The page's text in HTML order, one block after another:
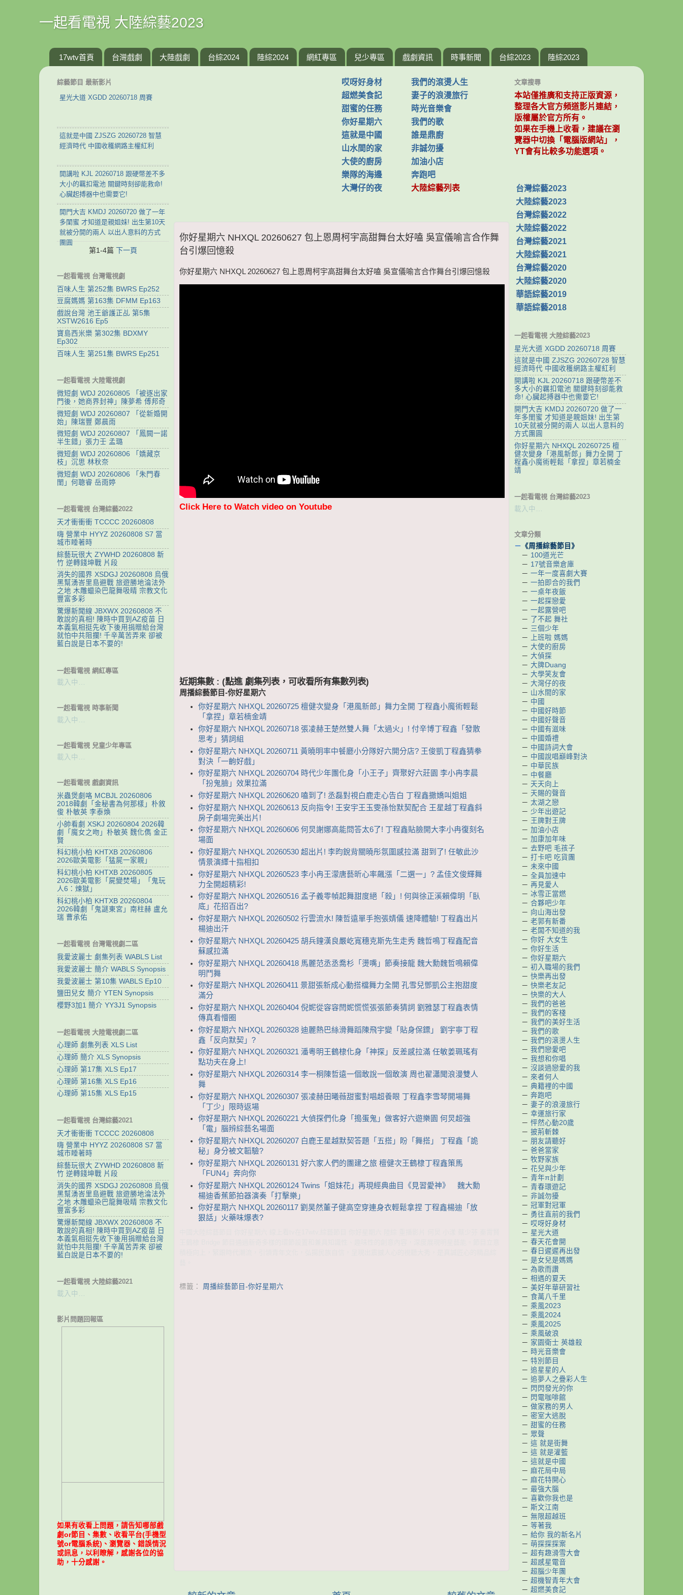
一起看電視 大陸綜藝2023
17wtv首頁 台灣戲劇 大陸戲劇 台綜2024 陸綜2024 網紅專區 兒少專區 戲劇資訊 時事新聞 台綜2023 陸綜2023
哎呀好身材
我們的滾燙人生
超燃美食記
妻子的浪漫旅行
甜蜜的任務
時光音樂會
你好星期六
我們的歌
這就是中國
誰是鼎廚
山水間的家
非誠勿擾
大使的廚房
加油小店
樂隊的海邊
奔跑吧
大灣仔的夜
大陸綜藝列表
你好星期六 NHXQL 20260627 包上恩周柯宇高甜舞台太好嗑 吳宣儀喻言合作舞
台引爆回憶殺
你好星期六 NHXQL 20260627 包上恩周柯宇高甜舞台太好嗑 吳宣儀喻言合作舞台引爆回憶殺
Click Here to Watch video on Youtube
近期集數 : (點進 劇集列表，可收看所有集數列表)
周播綜藝節目-你好星期六
你好星期六 NHXQL 20260725 檀健次變身「港風新郎」舞力全開 丁程鑫小魔術輕鬆
「拿捏」章若楠金靖
你好星期六 NHXQL 20260718 張凌赫王楚然雙人舞「太過火」! 付辛博丁程鑫「發散
思考」猜詞組
你好星期六 NHXQL 20260711 黃曉明率中餐廳小分隊好六開分店? 王俊凱丁程鑫猜拳
對決「一齣好戲」
你好星期六 NHXQL 20260704 時代少年團化身「小王子」齊聚好六莊園 李小冉李晨
「扮鬼臉」效果拉滿
你好星期六 NHXQL 20260620 嗑到了! 丞磊對視白鹿走心告白 丁程鑫撒嬌叫姐姐
你好星期六 NHXQL 20260613 反向指令! 王安宇王玉雯孫怡默契配合 王星越丁程鑫斜
房子劇場完美出片!
你好星期六 NHXQL 20260606 何炅謝娜高能問答太6了! 丁程鑫貼臉開大李小冉復刻名
場面
你好星期六 NHXQL 20260530 超出片! 李昀銳背關曉彤氛圍感拉滿 甜到了! 任敏此沙
情景演繹十指相扣
你好星期六 NHXQL 20260523 李小冉王濛唐藝昕心率飆漲「二選一」? 孟佳文俊輝舞
力全開超精彩!
你好星期六 NHXQL 20260516 孟子義零幀起舞甜度絕「殺」! 何與徐正溪賴偉明「臥
底」花招百出?
你好星期六 NHXQL 20260502 行雲流水! 陳哲遠單手抱張婧儀 速降體驗! 丁程鑫出片
楊迪出汗
你好星期六 NHXQL 20260425 胡兵鐘漢良嚴屹寬穗克斯先生走秀 魏哲鳴丁程鑫配音
蘇感拉滿
你好星期六 NHXQL 20260418 馬麗范丞丞喬杉「燙嘴」節奏接龍 魏大勳魏哲鳴賴偉
明鬥舞
你好星期六 NHXQL 20260411 景甜張新成心動搭檔舞力全開 孔雪兒鄧凱公主抱甜度
滿分
你好星期六 NHXQL 20260404 倪妮從容容閆妮慌慌張張節奏猜詞 劉雅瑟丁程鑫表情
傳真看懵圈
你好星期六 NHXQL 20260328 迪麗熱巴絲滑舞蹈陳飛宇變「貼身保鏢」 劉宇寧丁程
鑫「反向默契」?
你好星期六 NHXQL 20260321 潘粵明王鶴棣化身「神探」反差感拉滿 任敏姜珮瑤有
點功夫在身上!
你好星期六 NHXQL 20260314 李一桐陳哲遠一個敢說一個敢演 周也翟瀟聞浪漫雙人
舞
你好星期六 NHXQL 20260307 張凌赫田曦薇甜蜜對唱超養眼 丁程鑫李雪琴開場舞
「丁少」限時返場
你好星期六 NHXQL 20260221 大偵探們化身「搗蛋鬼」做客好六遊樂園 何炅超強
「電」腦辨綜藝名場面
你好星期六 NHXQL 20260207 白鹿王星越默契答題「五搭」盼「舞搭」 丁程鑫「詭
秘」身分被文韜驗?
你好星期六 NHXQL 20260131 好六家人們的團建之旅 檀健次王鶴棣丁程鑫策馬
「FUN4」奔向你
你好星期六 NHXQL 20260124 Twins「姐妹花」再現經典曲目《見習愛神》 魏大勳
楊迪香蕉節拍器演奏「打擊樂」
你好星期六 NHXQL 20260117 劉昊然董子健高空穿連身衣輕鬆拿捏 丁程鑫楊迪「放
狠話」火藥味爆表?
標籤： 周播綜藝節目-你好星期六
綜藝節目 最新影片
星光大道 XGDD 20260718 周賽
這就是中國 ZJSZG 20260728 智慧
經濟時代 中國收穫網路主權紅利
開講啦 KJL 20260718 跟硬幣差不多
大小的羈扣電池 關鍵時刻卻能救命!
心臟起搏器中也需要它!
開門大吉 KMDJ 20260720 做了一年
多閨蜜 才知道是親姐妹! 出生第10天
就被分開的兩人 以出人意料的方式
團圓
第1-4篇 下一頁
一起看電視 台灣電視劇
百味人生 第252集 BWRS Ep252
豆腐媽媽 第163集 DFMM Ep163
戲說台灣 池王爺護正乩 第5集
XSTW2616 Ep5
寶島西米樂 第302集 BDXMY
Ep302
百味人生 第251集 BWRS Ep251
一起看電視 大陸電視劇
微短劇 WDJ 20260805 「被逐出家
門後，她商界封神」陳夢希 傅邦奇
微短劇 WDJ 20260807 「從新婚開
始」陳瑞豐 鄭晨雨
微短劇 WDJ 20260807 「鳳闕一諾
半生錯」張力壬 孟璐
微短劇 WDJ 20260806 「嬌藏京
枝」沉思 林秋奈
微短劇 WDJ 20260806 「朱門春
閨」何聰睿 岳雨婷
一起看電視 台灣綜藝2022
天才衝衝衝 TCCCC 20260808
嗨 營業中 HYYZ 20260808 S7 當
城市睡著時
綜藝玩很大 ZYWHD 20260808 新
竹 逆轉錢坤戰 片段
消失的國界 XSDGJ 20260808 烏俄
黑幫湧峇里島避戰 旅遊勝地淪法外
之地 木雕蠟染巴龍舞吸睛 宗教文化
豐富多彩
驚爆新聞線 JBXWX 20260808 不
敢說的真相! 陳時中買到AZ疫苗 日
本義氣相挺先收下後用捐贈給台灣
就怕中共阻攔! 千辛萬苦弄來 卻被
藍白說是日本不要的!
一起看電視 網紅專區
載入中…
一起看電視 時事新聞
載入中…
一起看電視 兒童少年專區
載入中…
一起看電視 戲劇資訊
米蟲煲劇咯 MCBJL 20260806
2018韓劇「金秘書為何那樣」朴敘
俊 朴敏英 李泰煥
小帥看劇 XSKJ 20260804 2026韓
劇「魔女之吻」朴敏英 魏化儁 金正
賢
科幻桃小柏 KHTXB 20260806
2026歐美電影「猛屍一家親」
科幻桃小柏 KHTXB 20260805
2026歐美電影「屍變焚場」「鬼玩
人6：煉獄」
科幻桃小柏 KHTXB 20260804
2026韓劇「鬼謎東宮」南柱赫 盧允
瑞 曹承佑
一起看電視 台灣電視劇二區
我愛波麗士 劇集列表 WABLS List
我愛波麗士 簡介 WABLS Synopsis
我愛波麗士 第10集 WABLS Ep10
鹽田兒女 簡介 YTEN Synopsis
櫻野3加1 簡介 YY3J1 Synopsis
一起看電視 大陸電視劇二區
心理師 劇集列表 XLS List
心理師 簡介 XLS Synopsis
心理師 第17集 XLS Ep17
心理師 第16集 XLS Ep16
心理師 第15集 XLS Ep15
一起看電視 台灣綜藝2021
天才衝衝衝 TCCCC 20260808
嗨 營業中 HYYZ 20260808 S7 當
城市睡著時
綜藝玩很大 ZYWHD 20260808 新
竹 逆轉錢坤戰 片段
消失的國界 XSDGJ 20260808 烏俄
黑幫湧峇里島避戰 旅遊勝地淪法外
之地 木雕蠟染巴龍舞吸睛 宗教文化
豐富多彩
驚爆新聞線 JBXWX 20260808 不
敢說的真相! 陳時中買到AZ疫苗 日
本義氣相挺先收下後用捐贈給台灣
就怕中共阻攔! 千辛萬苦弄來 卻被
藍白說是日本不要的!
一起看電視 大陸綜藝2021
載入中…
影片問題回報區
如果有收看上問題，請告知哪部戲
劇or節目、集數、收看平台(手機型
號or電腦系統)、瀏覽器、錯誤情況
或訊息，以利瞭解，感謝各位的協
助，十分感謝。
文章搜尋
本站僅推廣和支持正版資源，
整理各大官方頻道影片連結，
版權屬於官方所有。
如果在手機上收看，建議在瀏
覽器中切換「電腦版網站」，
YT會有比較多功能選項。
台灣綜藝2023
大陸綜藝2023
台灣綜藝2022
大陸綜藝2022
台灣綜藝2021
大陸綜藝2021
台灣綜藝2020
大陸綜藝2020
華語綜藝2019
華語綜藝2018
一起看電視 大陸綜藝2023
星光大道 XGDD 20260718 周賽
這就是中國 ZJSZG 20260728 智慧
經濟時代 中國收穫網路主權紅利
開講啦 KJL 20260718 跟硬幣差不
多大小的羈扣電池 關鍵時刻卻能救
命! 心臟起搏器中也需要它!
開門大吉 KMDJ 20260720 做了一
年多閨蜜 才知道是親姐妹! 出生第
10天就被分開的兩人 以出人意料的
方式團圓
你好星期六 NHXQL 20260725 檀
健次變身「港風新郎」舞力全開 丁
程鑫小魔術輕鬆「拿捏」章若楠金
靖
一起看電視 台灣綜藝2023
載入中…
文章分類
－ 《周播綜藝節目》
－ 100道光芒
－ 17號音樂倉庫
－ 一年一度喜劇大賽
－ 一拍即合的我們
－ 一桌年夜飯
－ 一起探戀愛
－ 一起露營吧
－
了不起 舞社
－ 三個少年
－
上班啦 媽媽
－ 大使的廚房
－ 大偵探
－ 大牌Duang
－ 大學笑友會
－ 大灣仔的夜
－ 山水間的家
－ 中國
－ 中國好時節
－ 中國好聲音
－ 中國有滋味
－ 中國婚禮
－ 中國詩詞大會
－ 中國說唱巔峰對決
－ 中華民族
－ 中餐廳
－ 天天向上
－ 天賜的聲音
－ 太湖之戀
－ 少年出遊記
－ 王牌對王牌
－ 加油小店
－ 加康加年味
－ 去野吧 毛孩子
－ 打卡吧 吃貨團
－ 未來中國
－ 全員加速中
－ 再見愛人
－ 冰雪正當燃
－ 合夥吧少年
－ 向山海出發
－ 老郭有新番
－ 老闆不知道的我
－ 你好 大女生
－ 你好生活
－ 你好星期六
－ 初入職場的我們
－ 快樂再出發
－ 快樂老友記
－ 快樂的大人
－ 我們的爸爸
－ 我們的客棧
－ 我們的美好生活
－ 我們的歌
－ 我們的滾燙人生
－ 我們戀愛吧
－ 我想和你唱
－ 沒談過戀愛的我
－ 來者何人
－ 典籍裡的中國
－ 奔跑吧
－ 妻子的浪漫旅行
－ 幸運旅行家
－ 怦然心動20歲
－ 披荊斬棘
－ 朋友請聽好
－ 爸爸當家
－ 牧野家族
－ 花兒與少年
－ 青年π計劃
－ 青春環遊記
－ 非誠勿擾
－ 冠軍對冠軍
－ 勇往直前的我們
－ 哎呀好身材
－ 星光大道
－ 春天花會開
－ 春日遲遲再出發
－ 是女兒是媽媽
－ 為歌而讚
－ 相遇的夏天
－ 美好年華研習社
－ 食萬八千里
－ 乘風2023
－ 乘風2024
－ 乘風2025
－ 乘風破浪
－ 家園衛士 英雄殺
－ 時光音樂會
－ 特別節目
－ 追星星的人
－ 追夢人之疊彩人生
－ 閃閃發光的你
－ 閃電咖啡館
－ 做家務的男人
－ 密室大逃脫
－ 甜蜜的任務
－ 眾聲
－ 這 就是街舞
－ 這 就是灌籃
－ 這就是中國
－ 麻花局中局
－ 麻花特開心
－ 最強大腦
－ 喜歡你我也是
－ 斯文江南
－ 無限超越班
－ 等著我
－ 給你 我的新名片
－ 萌探探探案
－ 超有趣滑雪大會
－ 超感星電音
－ 超腦少年團
－ 超機智青年大會
－ 超燃美食記